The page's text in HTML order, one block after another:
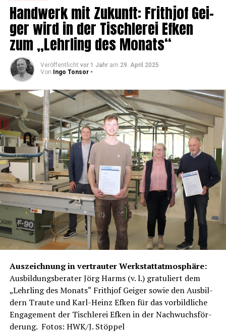
Hand­werk mit Zukunft: Fri­th­jof Gei­
ger wird in der Tisch­le­rei Efken
zum „Lehr­ling des Monats“
Veröffentlicht vor 1 Jahr am 29. April 2025
Von Ingo Tonsor -
Aus­zeich­nung in ver­trau­ter Werk­statt­at­mo­sphä­re:
Aus­bil­dungs­be­ra­ter Jörg Harms (v. l.) gra­tu­liert dem
„Lehr­ling des Monats“ Fri­th­jof Gei­ger sowie den Aus­bil­
dern Trau­te und Karl-Heinz Efken für das vor­bild­li­che
Enga­ge­ment der Tisch­le­rei Efken in der Nach­wuchs­för­
de­rung. Fotos: HWK/J. Stöppel